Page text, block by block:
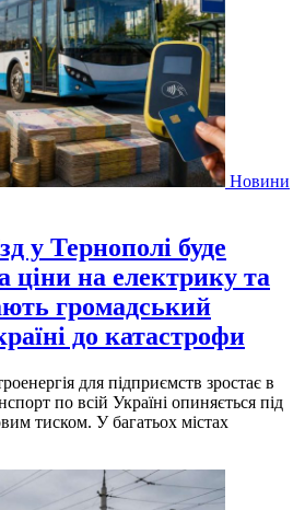
Новини
у Тернополі буде
ціни на електрику та
громадський
до катастрофи
для підприємств зростає в
по всій Україні опиняється під
тиском. У багатьох містах